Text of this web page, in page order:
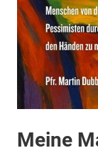
Meine